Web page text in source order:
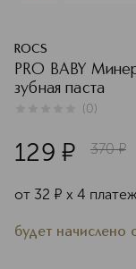
ROCS
PRO BABY
зубная паста
(0)
129 ¤ 370 ¤
от 32 ¤ х 4
будет начислено